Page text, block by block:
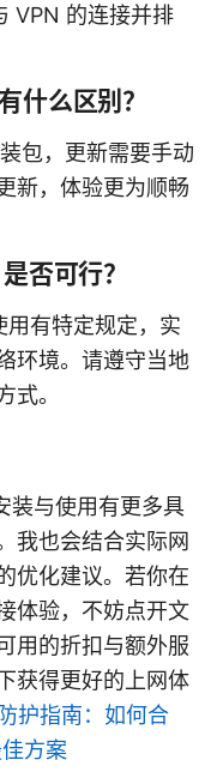
VPN 的连接并排
什么区别？
包，更新需要手动
新，体验更为顺畅
否可行？
有特定规定，实
环境。请遵守当地
式。
装与使用有更多具
我也会结合实际网
优化建议。若你在
体验，不妨点开文
用的折扣与额外服
获得更好的上网体
护指南：如何合
方案